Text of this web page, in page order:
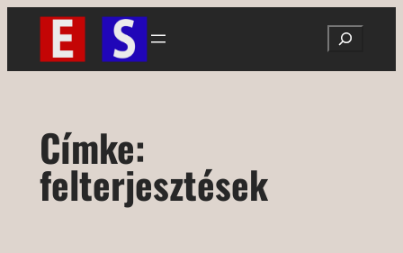
Ugrás
tartalomhoz
Search
Címke:
felterjesztések